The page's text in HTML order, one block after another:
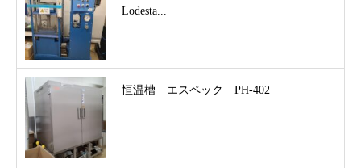
Lodesta...
恒温槽 エスペック PH-402